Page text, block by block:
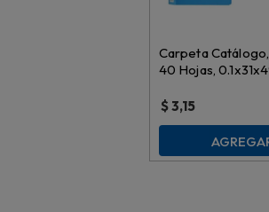
Carpeta
40 Hojas,
$3,15